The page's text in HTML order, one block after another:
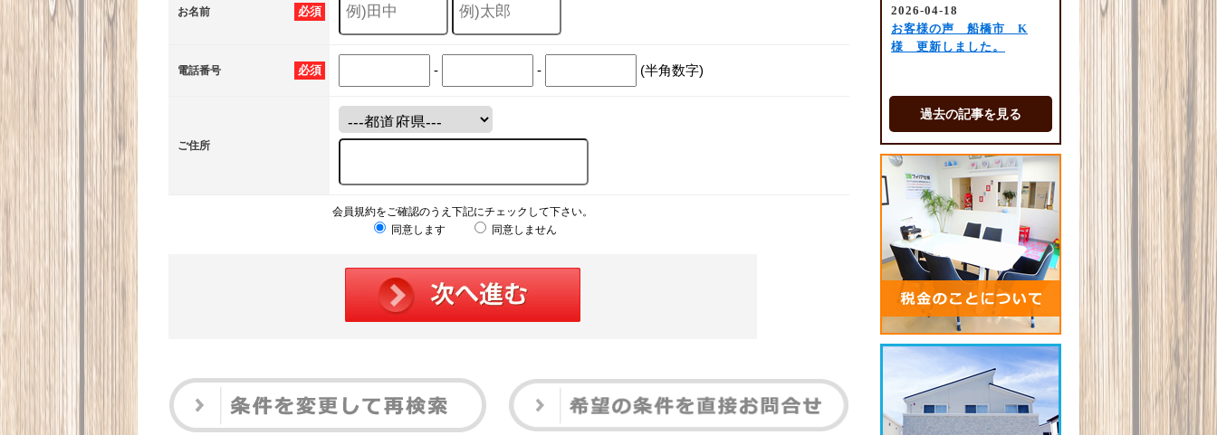
必須
お名前
必須
電話番号 - - (半角数字)
ご住所
会員規約をご確認のうえ下記にチェックして下さい。
同意します
同意しません
過去の記事を見る